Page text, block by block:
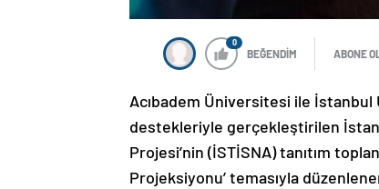
0
BEĞENDİM ABONE
Acıbadem Üniversitesi ile İstanbul
destekleriyle gerçekleştirilen
Projesi’nin (İSTİSNA) tanıtım
Projeksiyonu’ temasıyla